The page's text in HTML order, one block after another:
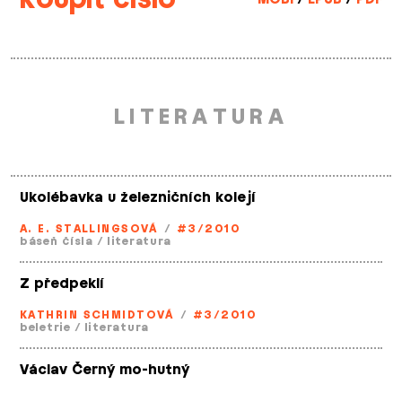
LITERATURA
Ukolébavka u železničních kolejí
A. E. STALLINGSOVÁ / #3/2010
báseň čísla / literatura
Z předpeklí
KATHRIN SCHMIDTOVÁ / #3/2010
beletrie / literatura
Václav Černý mo-hutný